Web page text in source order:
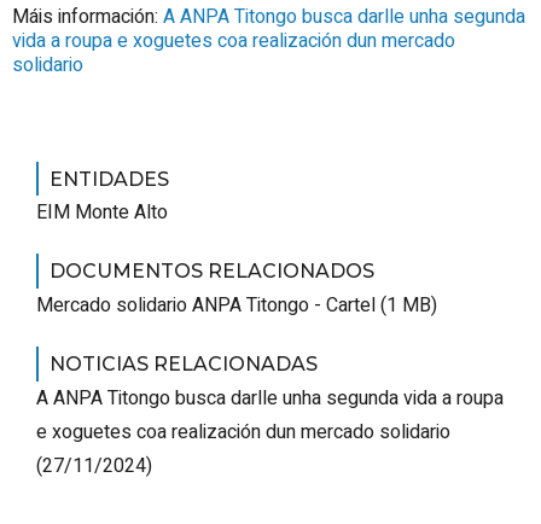
Máis información: A ANPA Titongo busca darlle unha segunda
vida a roupa e xoguetes coa realización dun mercado
solidario
ENTIDADES
EIM Monte Alto
DOCUMENTOS RELACIONADOS
Mercado solidario ANPA Titongo - Cartel (1 MB)
NOTICIAS RELACIONADAS
A ANPA Titongo busca darlle unha segunda vida a roupa
e xoguetes coa realización dun mercado solidario
(27/11/2024)